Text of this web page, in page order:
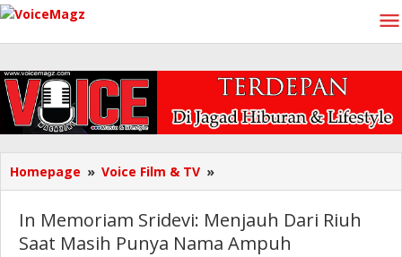
Lewati
konten
Homepage » Voice Film & TV »
Memoriam
Menjauh
Dari
In Memoriam Sridevi: Menjauh Dari Riuh
Saat Masih Punya Nama Ampuh